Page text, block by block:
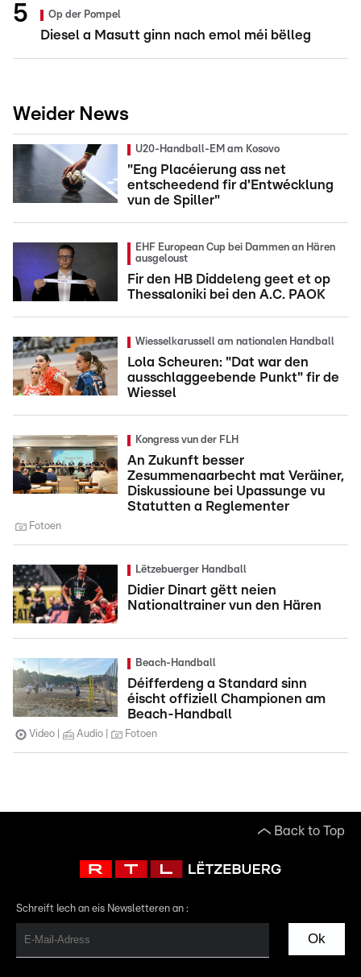
Op der Pompel
Diesel a Masutt ginn nach emol méi bëlleg
Weider News
U20-Handball-EM am Kosovo
"Eng Placéierung ass net
entscheedend fir d'Entwécklung
vun de Spiller"
EHF European Cup bei Dammen an Hären
ausgeloust
Fir den HB Diddeleng geet et op
Thessaloniki bei den A.C. PAOK
Wiesselkarussell am nationalen Handball
Lola Scheuren: "Dat war den
ausschlaggeebende Punkt" fir de
Wiessel
Kongress vun der FLH
An Zukunft besser
Zesummenaarbecht mat Veräiner,
Diskussioune bei Upassunge vu
Statutten a Reglementer
Fotoen
Lëtzebuerger Handball
Didier Dinart gëtt neien
Nationaltrainer vun den Hären
Beach-Handball
Déifferdeng a Standard sinn
éischt offiziell Championen am
Beach-Handball
Video Audio Fotoen
Back to Top
Schreift Iech an eis Newsletteren an :
Ok